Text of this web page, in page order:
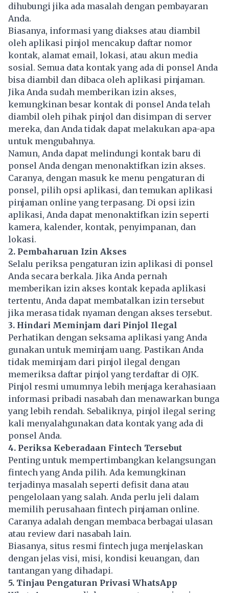
dihubungi jika ada masalah dengan pembayaran
Anda.
Biasanya, informasi yang diakses atau diambil
oleh aplikasi pinjol mencakup daftar nomor
kontak, alamat email, lokasi, atau akun media
sosial. Semua data kontak yang ada di ponsel Anda
bisa diambil dan dibaca oleh aplikasi pinjaman.
Jika Anda sudah memberikan izin akses,
kemungkinan besar kontak di ponsel Anda telah
diambil oleh pihak pinjol dan disimpan di server
mereka, dan Anda tidak dapat melakukan apa-apa
untuk mengubahnya.
Namun, Anda dapat melindungi kontak baru di
ponsel Anda dengan menonaktifkan izin akses.
Caranya, dengan masuk ke menu pengaturan di
ponsel, pilih opsi aplikasi, dan temukan aplikasi
pinjaman online yang terpasang. Di opsi izin
aplikasi, Anda dapat menonaktifkan izin seperti
kamera, kalender, kontak, penyimpanan, dan
lokasi.
2. Pembaharuan Izin Akses
Selalu periksa pengaturan izin aplikasi di ponsel
Anda secara berkala. Jika Anda pernah
memberikan izin akses kontak kepada aplikasi
tertentu, Anda dapat membatalkan izin tersebut
jika merasa tidak nyaman dengan akses tersebut.
3. Hindari Meminjam dari Pinjol Ilegal
Perhatikan dengan seksama aplikasi yang Anda
gunakan untuk meminjam uang. Pastikan Anda
tidak meminjam dari pinjol ilegal dengan
memeriksa daftar pinjol yang terdaftar di OJK.
Pinjol resmi umumnya lebih menjaga kerahasiaan
informasi pribadi nasabah dan menawarkan bunga
yang lebih rendah. Sebaliknya, pinjol ilegal sering
kali menyalahgunakan data kontak yang ada di
ponsel Anda.
4. Periksa Keberadaan Fintech Tersebut
Penting untuk mempertimbangkan kelangsungan
fintechyang Anda pilih. Ada kemungkinan
terjadinya masalah seperti defisit dana atau
pengelolaan yang salah. Anda perlu jeli dalam
memilih perusahaan fintech pinjaman online.
Caranya adalah dengan membaca berbagai ulasan
atau review dari nasabah lain.
Biasanya, situs resmi fintech juga menjelaskan
dengan jelas visi, misi, kondisi keuangan, dan
tantangan yang dihadapi.
5. Tinjau Pengaturan Privasi WhatsApp